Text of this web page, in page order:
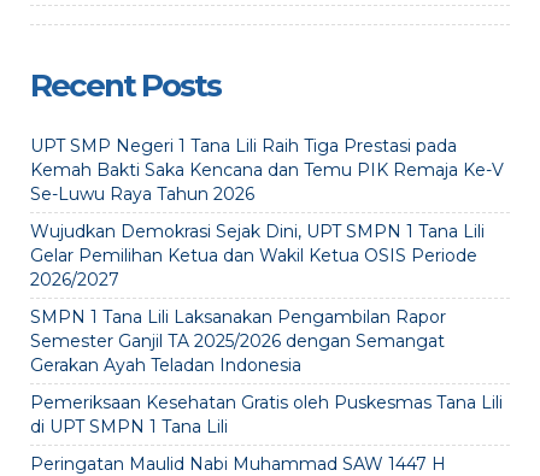
Recent Posts
UPT SMP Negeri 1 Tana Lili Raih Tiga Prestasi pada
Kemah Bakti Saka Kencana dan Temu PIK Remaja Ke-V
Se-Luwu Raya Tahun 2026
Wujudkan Demokrasi Sejak Dini, UPT SMPN 1 Tana Lili
Gelar Pemilihan Ketua dan Wakil Ketua OSIS Periode
2026/2027
SMPN 1 Tana Lili Laksanakan Pengambilan Rapor
Semester Ganjil TA 2025/2026 dengan Semangat
Gerakan Ayah Teladan Indonesia
Pemeriksaan Kesehatan Gratis oleh Puskesmas Tana Lili
di UPT SMPN 1 Tana Lili
Peringatan Maulid Nabi Muhammad SAW 1447 H